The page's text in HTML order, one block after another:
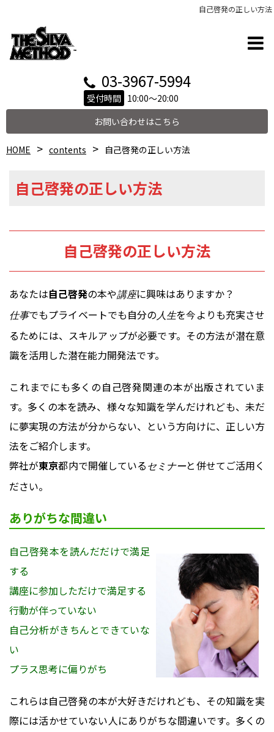
自己啓発の正しい方法
03-3967-5994
受付時間 10:00～20:00
お問い合わせはこちら
HOME contents 自己啓発の正しい方法
自己啓発の正しい方法
自己啓発の正しい方法
あなたは自己啓発の本や講座に興味はありますか？
仕事でもプライベートでも自分の人生を今よりも充実させ
るためには、スキルアップが必要です。その方法が潜在意
識を活用した潜在能力開発法です。
これまでにも多くの自己啓発関連の本が出版されていま
す。多くの本を読み、様々な知識を学んだけれども、未だ
に夢実現の方法が分からない、という方向けに、正しい方
法をご紹介します。
弊社が東京都内で開催している セミナーと併せてご活用く
ださい。
ありがちな間違い
自己啓発本を読んだだけで満足
する
講座に参加しただけで満足する
行動が伴っていない
自己分析がきちんとできていな
い
プラス思考に偏りがち
これらは自己啓発の本が大好きだけれども、その知識を実
際には活かせていない人にありがちな間違いです。多くの